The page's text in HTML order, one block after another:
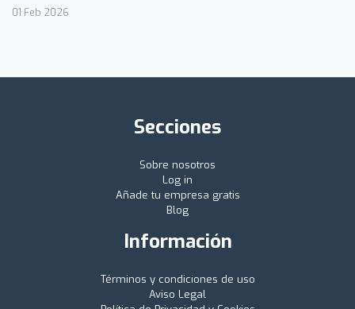
01 Feb 2026
Secciones
Sobre nosotros
Log in
Añade tu empresa gratis
Blog
Información
Términos y condiciones de uso
Aviso Legal